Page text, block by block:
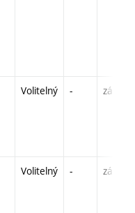
Volitelný - zá
Volitelný - zá